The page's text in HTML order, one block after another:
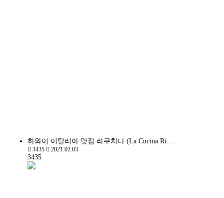
하와이 이탈리아 맛집 라쿠치나 (La Cucina Ri…
3435 2021.02.03
3435